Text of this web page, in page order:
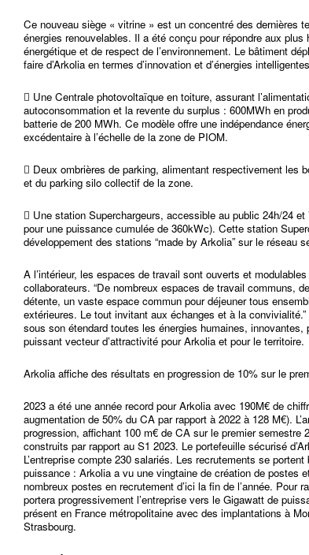
Ce nouveau siège « vitrine » est un concentré des dernières
énergies renouvelables. Il a été conçu pour répondre aux
énergétique et de respect de l’environnement. Le bâtiment
faire d’Arkolia en termes d’innovation et d’énergies
 Une Centrale photovoltaïque en toiture, assurant
autoconsommation et la revente du surplus : 600MWh en
batterie de 200 MWh. Ce modèle offre une indépendance
excédentaire à l’échelle de la zone de PIOM.
 Deux ombrières de parking, alimentant respectivement les
et du parking silo collectif de la zone.
 Une station Superchargeurs, accessible au public 24h/24
pour une puissance cumulée de 360kWc). Cette station
développement des stations “made by Arkolia” sur le réseau
A l’intérieur, les espaces de travail sont ouverts et
collaborateurs. “De nombreux espaces de travail communs,
détente, un vaste espace commun pour déjeuner tous
extérieures. Le tout invitant aux échanges et à la
sous son étendard toutes les énergies humaines,
puissant vecteur d’attractivité pour Arkolia et pour le territoire.
Arkolia affiche des résultats en progression de 10% sur le
2023 a été une année record pour Arkolia avec 190M€ de
augmentation de 50% du CA par rapport à 2022 à 128 M€).
progression, affichant 100 m€ de CA sur le premier semestre
construits par rapport au S1 2023. Le portefeuille sécurisé
L’entreprise compte 230 salariés. Les recrutements se
puissance : Arkolia a vu une vingtaine de création de postes
nombreux postes en recrutement d’ici la fin de l’année. Pour
portera progressivement l’entreprise vers le Gigawatt de
présent en France métropolitaine avec des implantations à
Strasbourg.